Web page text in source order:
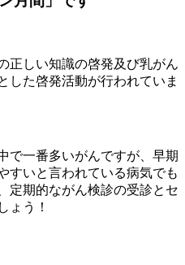
正しい知識の啓発及び乳がん
した啓発活動が行われていま
で一番多いがんですが、早期
すいと言われている病気でも
定期的ながん検診の受診とセ
ょう！